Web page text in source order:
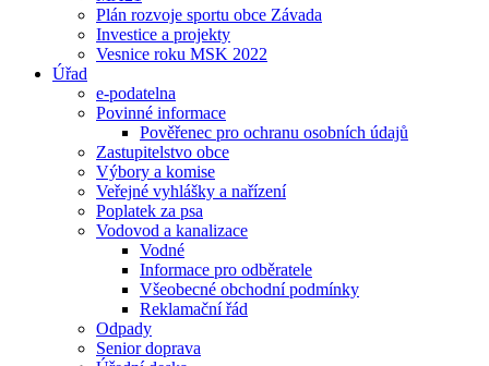
Plán rozvoje sportu obce Závada
Investice a projekty
Vesnice roku MSK 2022
Úřad
e-podatelna
Povinné informace
Pověřenec pro ochranu osobních údajů
Zastupitelstvo obce
Výbory a komise
Veřejné vyhlášky a nařízení
Poplatek za psa
Vodovod a kanalizace
Vodné
Informace pro odběratele
Všeobecné obchodní podmínky
Reklamační řád
Odpady
Senior doprava